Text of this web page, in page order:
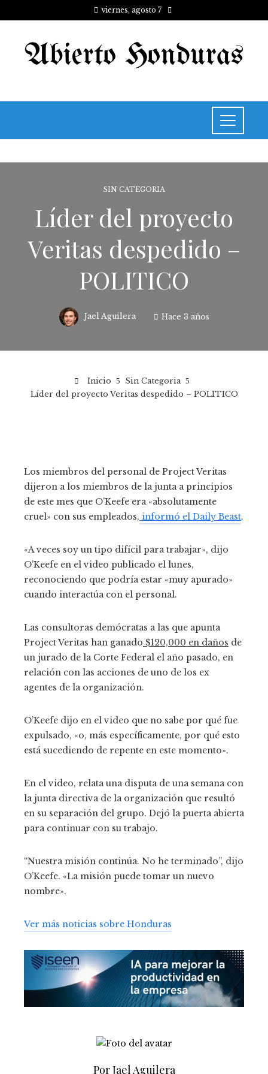
viernes, agosto 7
SIN CATEGORIA
Líder del proyecto
Veritas despedido –
POLITICO
Jael Aguilera Hace 3 años
Inicio
Sin Categoria
Líder del proyecto Veritas despedido – POLITICO
Los miembros del personal de Project Veritas
dijeron a los miembros de la junta a principios
de este mes que O’Keefe era «absolutamente
cruel» con sus empleados, informó el Daily Beast.
«A veces soy un tipo difícil para trabajar», dijo
O’Keefe en el video publicado el lunes,
reconociendo que podría estar «muy apurado»
cuando interactúa con el personal.
Las consultoras demócratas a las que apunta
Project Veritas han ganado $120,000 en daños de
un jurado de la Corte Federal el año pasado, en
relación con las acciones de uno de los ex
agentes de la organización.
O’Keefe dijo en el video que no sabe por qué fue
expulsado, «o, más específicamente, por qué esto
está sucediendo de repente en este momento».
En el video, relata una disputa de una semana con
la junta directiva de la organización que resultó
en su separación del grupo. Dejó la puerta abierta
para continuar con su trabajo.
“Nuestra misión continúa. No he terminado”, dijo
O’Keefe. «La misión puede tomar un nuevo
nombre».
Ver más noticias sobre Honduras
Por Jael Aguilera